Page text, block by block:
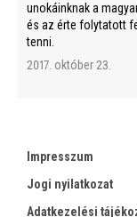
unokáinknak a
és az érte folytatott
tenni.
2017. október 23.
Impresszum
Jogi nyilatkozat
Adatkezelési